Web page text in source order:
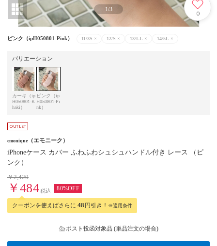
1/3
0
ピンク（ipH050801-Pink） 11/3S × 12/S × 13/LL × 14/5L ×
バリエーション
カーキ（ip
H050801-K
haki）
ピンク（ip
H050801-Pi
nk）
emonique （エモニーク）
iPhoneケース カバー ふわふわシュシュハンドル付き レース （ピ
ンク）
￥2,420
￥484税込 80%OFF
クーポンを使えばさらに 48 円引き！ ※適用条件
ポスト投函対象品 (単品注文の場合)